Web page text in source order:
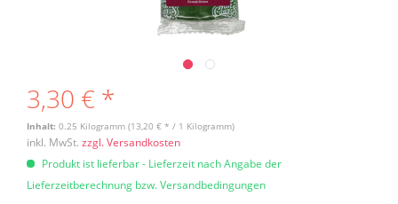
3,30 € *
Inhalt: 0.25 Kilogramm (13,20 € * / 1 Kilogramm)
inkl. MwSt. zzgl. Versandkosten
Produkt ist lieferbar - Lieferzeit nach Angabe der
Lieferzeitberechnung bzw. Versandbedingungen